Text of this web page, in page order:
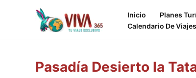
Inicio Planes
Calendario De
Pasadía Desierto la